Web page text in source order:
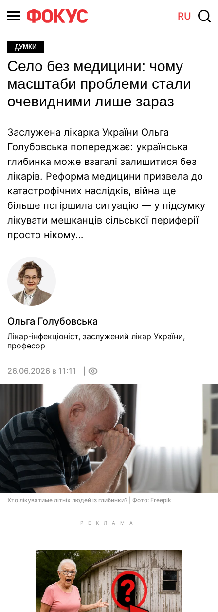
RU
ДУМКИ
Село без медицини: чому
масштаби проблеми стали
очевидними лише зараз
Заслужена лікарка України Ольга
Голубовська попереджає: українська
глибинка може взагалі залишитися без
лікарів. Реформа медицини призвела до
катастрофічних наслідків, війна ще
більше погіршила ситуацію — у підсумку
лікувати мешканців сільської периферії
просто нікому…
Ольга Голубовська
Лікар-інфекціоніст, заслужений лікар України,
професор
26.06.2026 в 11:11
Хто лікуватиме літніх людей із глибинки? | Фото: Freepik